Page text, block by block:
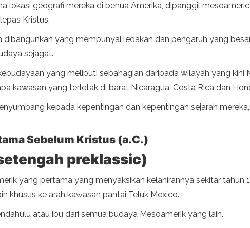
lokasi geografi mereka di benua Amerika, dipanggil
Kristus.
yang mempunyai ledakan dan pengaruh yang
sejagat.
yang meliputi sebahagian daripada wilayah yang kini
kawasan yang terletak di barat Nicaragua, Costa Rica dan
kepada kepentingan dan kepentingan sejarah
Sebelum Kristus (a.C.)
preklassic)
yang pertama yang menyaksikan kelahirannya sekitar tahun
khusus ke arah kawasan pantai Teluk Mexico.
atau ibu dari semua budaya Mesoamerik yang lain.